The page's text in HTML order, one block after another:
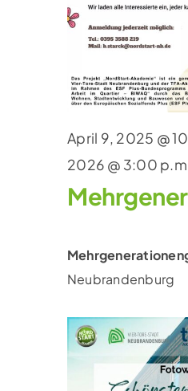
April 9, 2025 @
2026 @ 3:00
Neubrandenburg